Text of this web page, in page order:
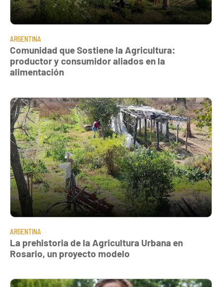
ARGENTINA
Comunidad que Sostiene la Agricultura:
productor y consumidor aliados en la
alimentación
ARGENTINA
La prehistoria de la Agricultura Urbana en
Rosario, un proyecto modelo